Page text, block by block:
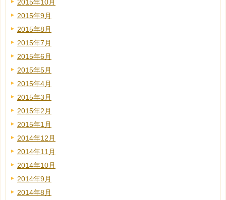
2015年10月
2015年9月
2015年8月
2015年7月
2015年6月
2015年5月
2015年4月
2015年3月
2015年2月
2015年1月
2014年12月
2014年11月
2014年10月
2014年9月
2014年8月